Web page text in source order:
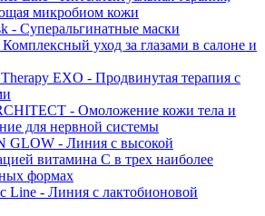
микробиом кожи
- Суперальгинатные маски
уход за глазами в салоне и
EXO - Продвинутая терапия с
- Омоложение кожи тела и
для нервной системы
GLOW - Линия с высокой
витамина C в трех наиболее
формах
Line - Линия с лактобионовой